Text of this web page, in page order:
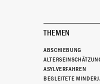
THEMEN
ABSCHIEBUNG
ASYLVERFAHREN
BEGLEITETE